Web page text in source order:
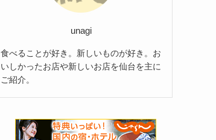
unagi
食べることが好き。新しいものが好き。お
いしかったお店や新しいお店を仙台を主に
ご紹介。